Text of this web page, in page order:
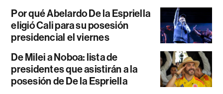
Por qué Abelardo De la Espriella
eligió Cali para su posesión
presidencial el viernes
De Milei a Noboa: lista de
presidentes que asistirán a la
posesión de De la Espriella